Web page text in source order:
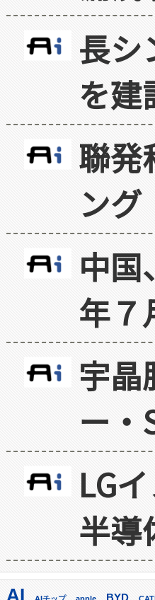
長シ
を建
聯発
ング
中国
年７
宇晶
ー・
LG
半導
AI